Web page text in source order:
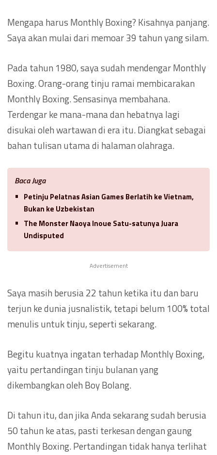
Mengapa harus Monthly Boxing? Kisahnya panjang.
Saya akan mulai dari memoar 39 tahun yang silam.
Pada tahun 1980, saya sudah mendengar Monthly
Boxing. Orang-orang tinju ramai membicarakan
Monthly Boxing. Sensasinya membahana.
Terdengar ke mana-mana dan hebatnya lagi
disukai oleh wartawan di era itu. Diangkat sebagai
bahan tulisan utama di halaman olahraga.
Baca Juga
Petinju Pelatnas Asian Games Berlatih ke Vietnam,
Bukan ke Uzbekistan
The Monster Naoya Inoue Satu-satunya Juara
Undisputed
Advertisement
Saya masih berusia 22 tahun ketika itu dan baru
terjun ke dunia jusnalistik, tetapi belum 100% total
menulis untuk tinju, seperti sekarang.
Begitu kuatnya ingatan terhadap Monthly Boxing,
yaitu pertandingan tinju bulanan yang
dikembangkan oleh Boy Bolang.
Di tahun itu, dan jika Anda sekarang sudah berusia
50 tahun ke atas, pasti terkesan dengan gaung
Monthly Boxing. Pertandingan tidak hanya terlihat